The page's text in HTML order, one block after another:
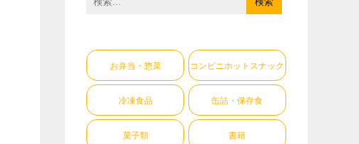
お弁当・惣菜 コンビニホットスナック
冷凍食品 缶詰・保存食
菓子類 書籍